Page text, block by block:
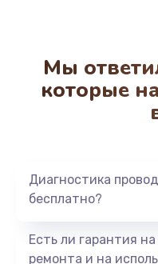
Мы
которые
Диагностика
бесплатно?
Есть ли гарантия на
ремонта и на